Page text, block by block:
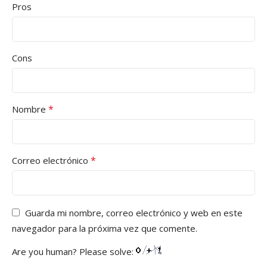
Pros
Cons
Nombre *
Correo electrónico *
Guarda mi nombre, correo electrónico y web en este
navegador para la próxima vez que comente.
Are you human? Please solve: